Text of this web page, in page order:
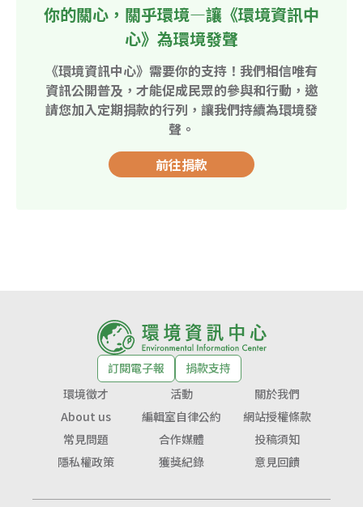
你的關心，關乎環境—讓《環境資訊中
心》為環境發聲
《環境資訊中心》需要你的支持！我們相信唯有
資訊公開普及，才能促成民眾的參與和行動，邀
請您加入定期捐款的行列，讓我們持續為環境發
聲。
前往捐款
訂閱電子報
捐款支持
環境徵才
活動
關於我們
About us
編輯室自律公約
網站授權條款
常見問題
合作媒體
投稿須知
隱私權政策
獲獎紀錄 意見回饋